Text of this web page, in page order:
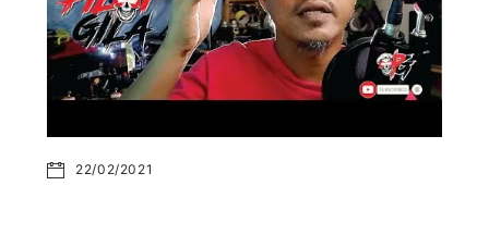
22/02/2021